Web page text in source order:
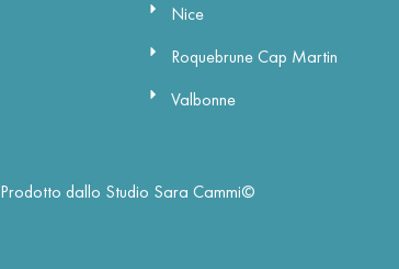
Nice
Roquebrune Cap Martin
Valbonne
Prodotto dallo Studio Sara Cammi©